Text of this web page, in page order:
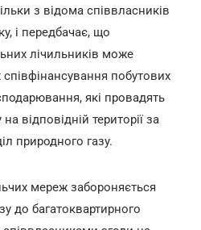
з відома співвласників
і передбачає, що
лічильників може
побутових
які провадять
відповідній території за
природного газу.
мереж забороняється
до багатоквартирного